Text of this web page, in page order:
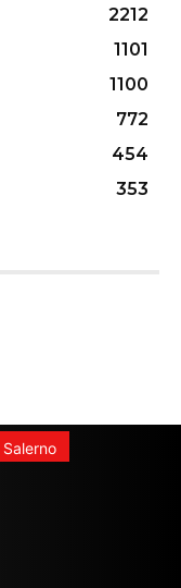
2212
1101
1100
772
454
353